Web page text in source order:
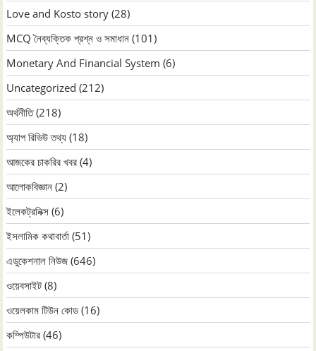
Love and Kosto story (28)
MCQ নৈব্যক্তিক প্রশ্ন ও সমাধান (101)
Monetary And Financial System (6)
Uncategorized (212)
অর্থনীতি(218)
অ্যাপ রিভিউ তথ্য (18)
আজকের চাকরির খবর (4)
আলোকবিজ্ঞান (2)
ইলেকট্রনিক্স (6)
ইসলামিক কথাবার্তা (51)
এডুকেশনাল নিউজ (646)
ওয়েবসাইট (8)
ওয়েলকাম টিউন কোড (16)
কম্পিউটার (46)